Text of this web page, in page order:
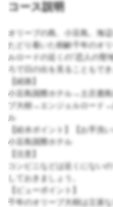
コース説明
オリーブの島、小豆島。海
たどり着いた樹齢千年のオ
ルロードの近くの"恋人の聖
ろで日の出を見ることもでき
【経路】
小豆島国際ホテル→土庄鹿
ブ大樹→エンジェルロード
ル
【給水ポイント】【お手洗い
小豆島国際ホテル
コンビニなどは近くにない
しておきましょう。
【ビューポイント】
千年のオリーブ大樹は立派